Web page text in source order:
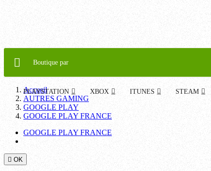
Boutique par
PLAYSTATION XBOX ITUNES STEAM
Accueil
AUTRES GAMING
GOOGLE PLAY
GOOGLE PLAY FRANCE
GOOGLE PLAY FRANCE
 OK